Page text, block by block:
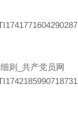
则 _共产党员网